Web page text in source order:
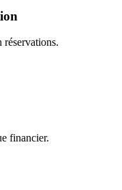
réservations.
financier.